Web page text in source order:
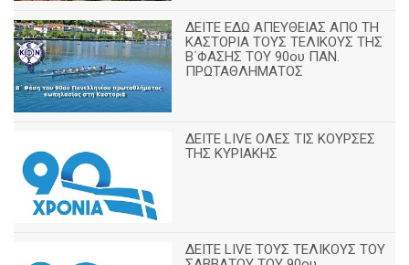
ΔΕΙΤΕ ΕΔΩ ΑΠΕΥΘΕΙΑΣ ΑΠΟ ΤΗ
ΚΑΣΤΟΡΙΑ ΤΟΥΣ ΤΕΛΙΚΟΥΣ ΤΗΣ
Β΄ΦΑΣΗΣ ΤΟΥ 90ου ΠΑΝ.
ΠΡΩΤΑΘΛΗΜΑΤΟΣ
ΔΕΙΤΕ LIVE ΟΛΕΣ ΤΙΣ ΚΟΥΡΣΕΣ
ΤΗΣ ΚΥΡΙΑΚΗΣ
ΔΕΙΤΕ LIVE ΤΟΥΣ ΤΕΛΙΚΟΥΣ ΤΟΥ